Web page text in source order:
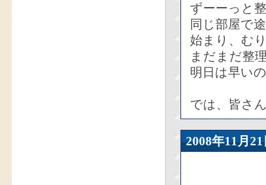
ずーーっと
同じ部屋で
始まり、む
まだまだ整
明日は早い
では、皆さ
2008年11